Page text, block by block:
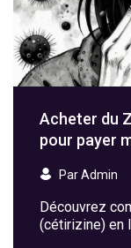
Acheter du
pour payer
Par Admin
Découvrez
(cétirizine) en